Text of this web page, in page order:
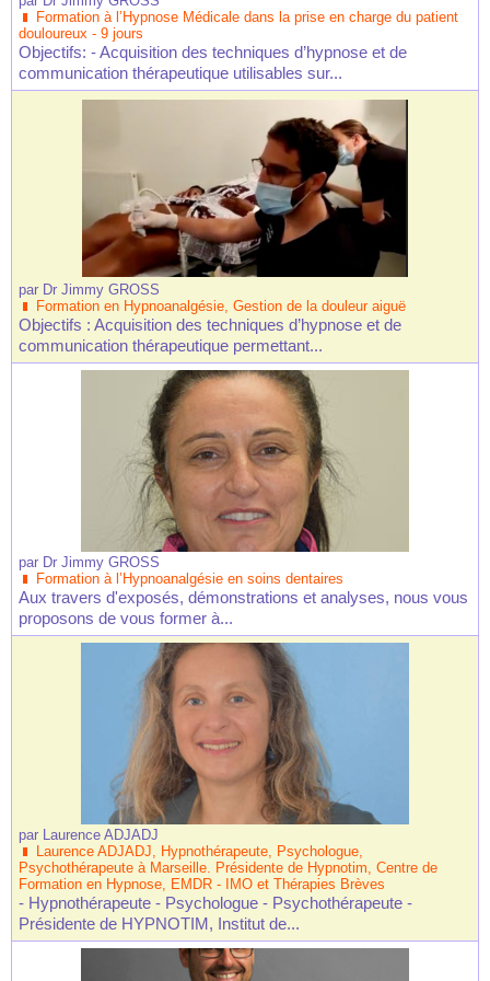
Formation à l’Hypnose Médicale dans la prise en charge du patient
douloureux - 9 jours
Objectifs: - Acquisition des techniques d’hypnose et de
communication thérapeutique utilisables sur...
par Dr Jimmy GROSS
Formation en Hypnoanalgésie, Gestion de la douleur aiguë
Objectifs : Acquisition des techniques d’hypnose et de
communication thérapeutique permettant...
par Dr Jimmy GROSS
Formation à l’Hypnoanalgésie en soins dentaires
Aux travers d'exposés, démonstrations et analyses, nous vous
proposons de vous former à...
par Laurence ADJADJ
Laurence ADJADJ, Hypnothérapeute, Psychologue,
Psychothérapeute à Marseille. Présidente de Hypnotim, Centre de
Formation en Hypnose, EMDR - IMO et Thérapies Brèves
- Hypnothérapeute - Psychologue - Psychothérapeute -
Présidente de HYPNOTIM, Institut de...